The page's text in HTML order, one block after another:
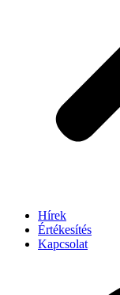
Hírek
Értékesítés
Kapcsolat